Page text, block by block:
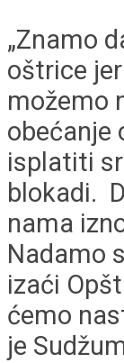
„Znamo
oštrice
možemo
obećanje
isplatiti
blokadi.
nama
Nadamo
izaći
ćemo
je